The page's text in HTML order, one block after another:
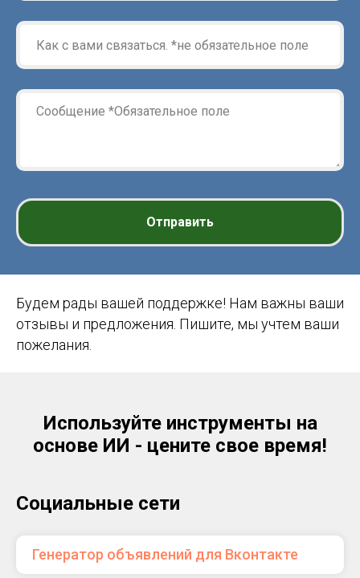
Отправить
Будем рады вашей поддержке! Нам важны ваши
отзывы и предложения. Пишите, мы учтем ваши
пожелания.
Используйте инструменты на
основе ИИ - цените свое время!
Социальные сети
Генератор объявлений для Вконтакте